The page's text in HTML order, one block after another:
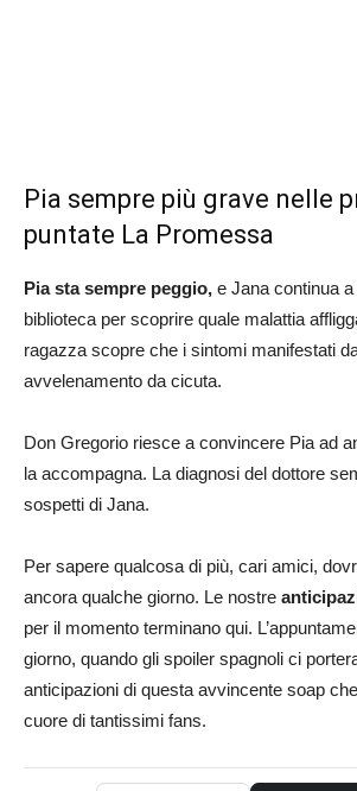
Pia sempre più grave nelle
puntate La Promessa
Pia sta sempre peggio, e Jana continua
biblioteca per scoprire quale malattia
ragazza scopre che i sintomi manifestati
avvelenamento da cicuta.
Don Gregorio riesce a convincere Pia ad
la accompagna. La diagnosi del dottore
sospetti di Jana.
Per sapere qualcosa di più, cari amici,
ancora qualche giorno. Le nostre
per il momento terminano qui.
giorno, quando gli spoiler spagnoli ci
anticipazioni di questa avvincente soap
cuore di tantissimi fans.